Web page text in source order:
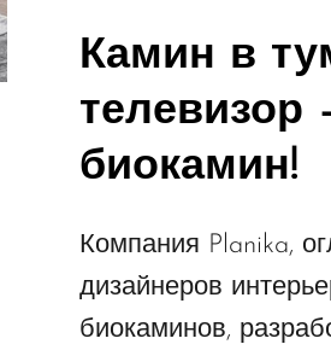
Камин в
телевизор
биокамин!
Компания Planika,
дизайнеров
биокаминов,